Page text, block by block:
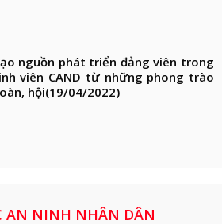
nguồn phát triển đảng viên trong
viên CAND từ những phong trào
hội(19/04/2022)
AN NINH NHÂN DÂN